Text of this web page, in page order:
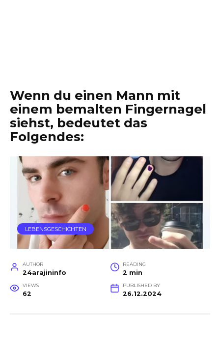
Wenn du einen Mann mit
einem bemalten Fingernagel
siehst, bedeutet das
Folgendes:
LEBENSGESCHICHTEN
AUTHOR
24arajininfo
READING
2 min
VIEWS
62
PUBLISHED BY
26.12.2024